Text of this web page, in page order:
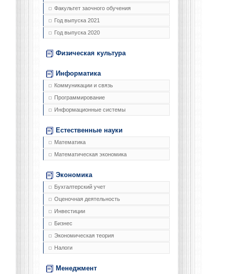
Факультет заочного обучения
Год выпуска 2021
Год выпуска 2020
Физическая культура
Информатика
Коммуникации и связь
Программирование
Информационные системы
Естественные науки
Математика
Математическая экономика
Экономика
Бухгалтерский учет
Оценочная деятельность
Инвестиции
Бизнес
Экономическая теория
Налоги
Менеджмент